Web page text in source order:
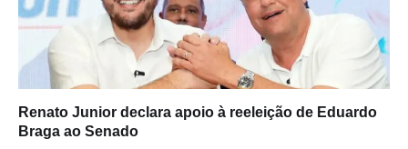
Renato Junior declara apoio à reeleição de Eduardo
Braga ao Senado